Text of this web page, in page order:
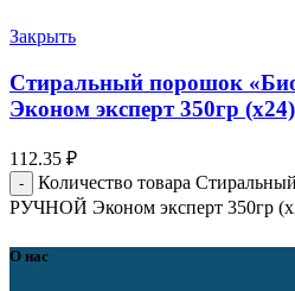
Закрыть
Стиральный порошок
Эконом эксперт 350гр (х24)
112.35 ₽
Количество товара
РУЧНОЙ Эконом эксперт 350гр
О нас